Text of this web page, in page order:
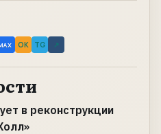
OK TG ↗
в реконструкции